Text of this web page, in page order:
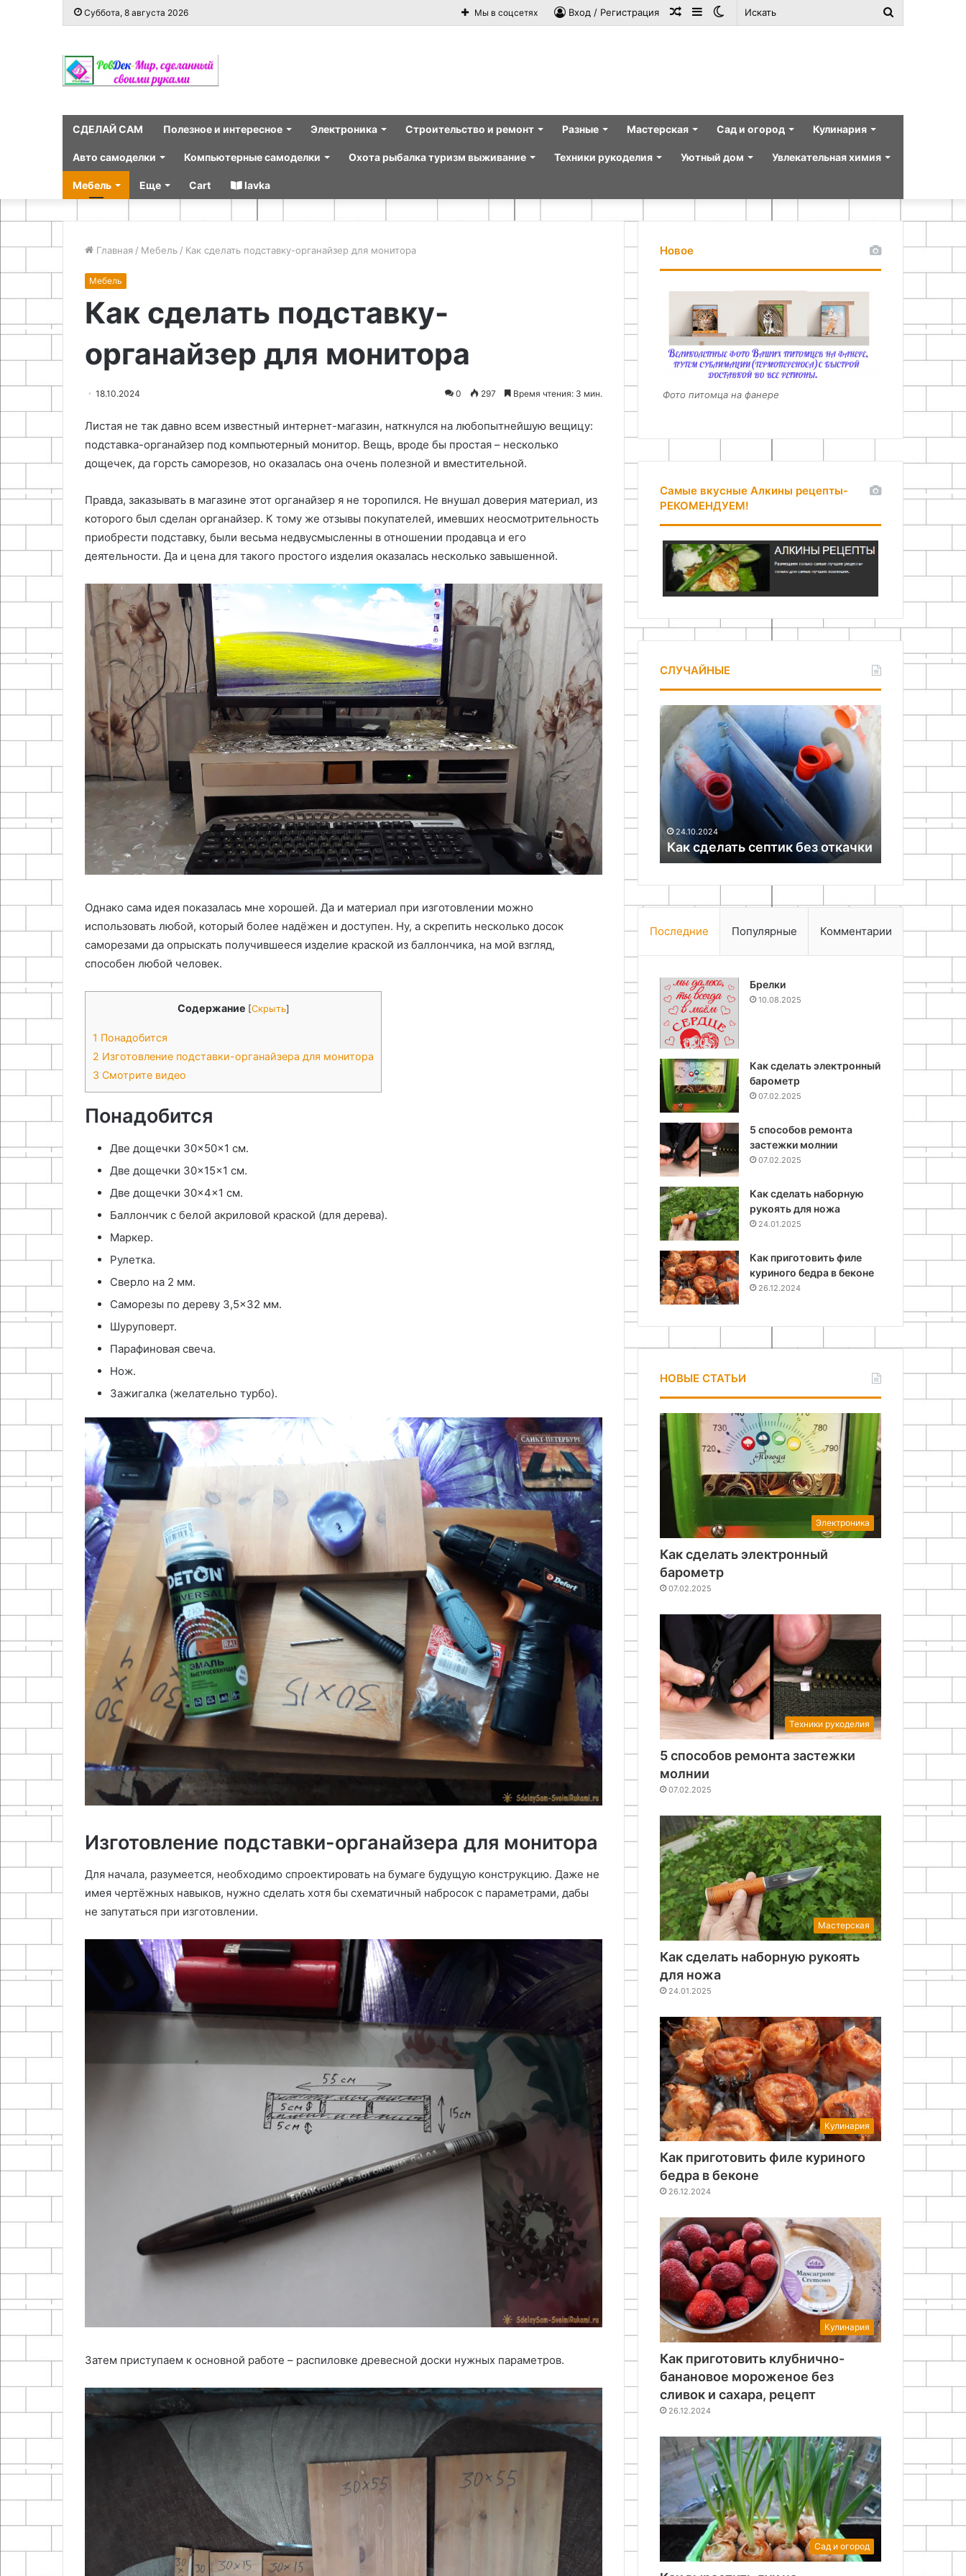
Суббота, 8 августа 2026 Искать
Switch
Sidebar
Случайная
Вход / Регистрация
Мы в соцсетях
СДЕЛАЙ САМ Полезное и интересное Электроника Строительство и ремонт Разные Мастерская Сад и огород Кулинария
Авто самоделки Компьютерные самоделки Охота рыбалка туризм выживание Техники рукоделия Уютный дом Увлекательная химия
Мебель Еще Cart lavka
Главная / Мебель / Как сделать подставку-органайзер для монитора
Мебель
Как сделать подставку-
органайзер для монитора
18.10.2024 0 297 Время чтения: 3 мин.
Листая не так давно всем известный интернет-магазин, наткнулся на любопытнейшую вещицу:
подставка-органайзер под компьютерный монитор. Вещь, вроде бы простая – несколько
дощечек, да горсть саморезов, но оказалась она очень полезной и вместительной.
Правда, заказывать в магазине этот органайзер я не торопился. Не внушал доверия материал, из
которого был сделан органайзер. К тому же отзывы покупателей, имевших неосмотрительность
приобрести подставку, были весьма недвусмысленны в отношении продавца и его
деятельности. Да и цена для такого простого изделия оказалась несколько завышенной.
Однако сама идея показалась мне хорошей. Да и материал при изготовлении можно
использовать любой, который более надёжен и доступен. Ну, а скрепить несколько досок
саморезами да опрыскать получившееся изделие краской из баллончика, на мой взгляд,
способен любой человек.
Содержание [Скрыть]
1 Понадобится
2 Изготовление подставки-органайзера для монитора
3 Смотрите видео
Понадобится
Две дощечки 30×50×1 см.
Две дощечки 30×15×1 см.
Две дощечки 30×4×1 см.
Баллончик с белой акриловой краской (для дерева).
Маркер.
Рулетка.
Сверло на 2 мм.
Саморезы по дереву 3,5×32 мм.
Шуруповерт.
Парафиновая свеча.
Нож.
Зажигалка (желательно турбо).
Изготовление подставки-органайзера для монитора
Для начала, разумеется, необходимо спроектировать на бумаге будущую конструкцию. Даже не
имея чертёжных навыков, нужно сделать хотя бы схематичный набросок с параметрами, дабы
не запутаться при изготовлении.
Затем приступаем к основной работе – распиловке древесной доски нужных параметров.
Новое
Фото питомца на фанере
Самые вкусные Алкины рецепты-
РЕКОМЕНДУЕМ!
СЛУЧАЙНЫЕ
Как сделать террариум в
Как
сделать
декоративную
полку
22.10.2024
Как сделать декоративную
полку
Как
просверлить
клинок
ножа
из
каленой
17.10.2024
Как просверлить клинок ножа
из каленой стали
Как
сделать
септик
без
откачки
24.10.2024
Как сделать септик без откачки
армейских
лайфхаков
5
Последние Популярные Комментарии
Брелки
10.08.2025
Как сделать электронный
барометр
07.02.2025
5 способов ремонта
застежки молнии
07.02.2025
Как сделать наборную
рукоять для ножа
24.01.2025
Как приготовить филе
куриного бедра в беконе
26.12.2024
НОВЫЕ СТАТЬИ
Электроника
Как сделать электронный
барометр
07.02.2025
Техники рукоделия
5 способов ремонта застежки
молнии
07.02.2025
Мастерская
Как сделать наборную рукоять
для ножа
24.01.2025
Кулинария
Как приготовить филе куриного
бедра в беконе
26.12.2024
Кулинария
Как приготовить клубнично-
банановое мороженое без
сливок и сахара, рецепт
26.12.2024
Сад и огород